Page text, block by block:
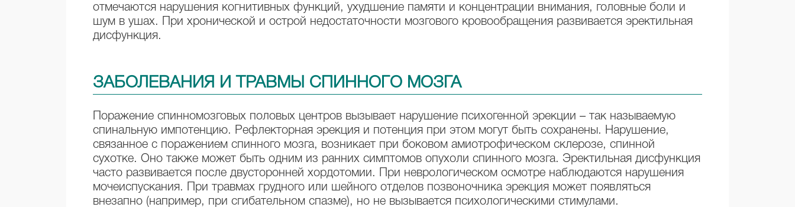
отмечаются нарушения когнитивных функций, ухудшение памяти и концентрации внимания, головные боли и
шум в ушах. При хронической и острой недостаточности мозгового кровообращения развивается эректильная
дисфункция.
ЗАБОЛЕВАНИЯ И ТРАВМЫ СПИННОГО МОЗГА
Поражение спинномозговых половых центров вызывает нарушение психогенной эрекции – так называемую
спинальную импотенцию. Рефлекторная эрекция и потенция при этом могут быть сохранены. Нарушение,
связанное с поражением спинного мозга, возникает при боковом амиотрофическом склерозе, спинной
сухотке. Оно также может быть одним из ранних симптомов опухоли спинного мозга. Эректильная дисфункция
часто развивается после двусторонней хордотомии. При неврологическом осмотре наблюдаются нарушения
мочеиспускания. При травмах грудного или шейного отделов позвоночника эрекция может появляться
внезапно (например, при сгибательном спазме), но не вызывается психологическими стимулами.